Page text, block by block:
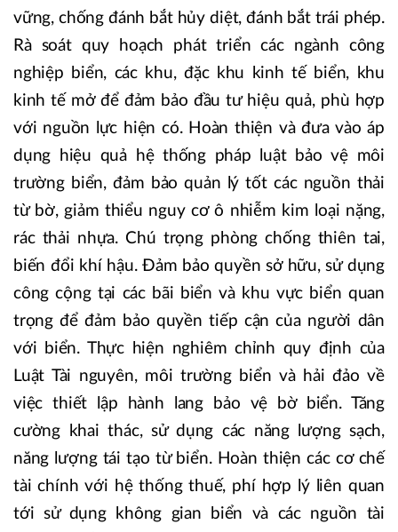
vững, chống đánh bắt hủy diệt, đánh bắt trái phép.
Rà soát quy hoạch phát triển các ngành công
nghiệp biển, các khu, đặc khu kinh tế biển, khu
kinh tế mở để đảm bảo đầu tư hiệu quả, phù hợp
với nguồn lực hiện có. Hoàn thiện và đưa vào áp
dụng hiệu quả hệ thống pháp luật bảo vệ môi
trường biển, đảm bảo quản lý tốt các nguồn thải
từ bờ, giảm thiểu nguy cơ ô nhiễm kim loại nặng,
rác thải nhựa. Chú trọng phòng chống thiên tai,
biến đổi khí hậu. Đảm bảo quyền sở hữu, sử dụng
công cộng tại các bãi biển và khu vực biển quan
trọng để đảm bảo quyền tiếp cận của người dân
với biển. Thực hiện nghiêm chỉnh quy định của
Luật Tài nguyên, môi trường biển và hải đảo về
việc thiết lập hành lang bảo vệ bờ biển. Tăng
cường khai thác, sử dụng các năng lượng sạch,
năng lượng tái tạo từ biển. Hoàn thiện các cơ chế
tài chính với hệ thống thuế, phí hợp lý liên quan
tới sử dụng không gian biển và các nguồn tài